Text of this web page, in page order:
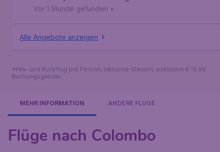
Vor 1 Stunde gefunden •
Alle Angebote anzeigen
*Hin- und Rückflug pro Person, inklusive Steuern, exklusive € 19,99
Buchungsgebühr.
MEHR INFORMATION ANDERE FLÜGE
Flüge nach Colombo